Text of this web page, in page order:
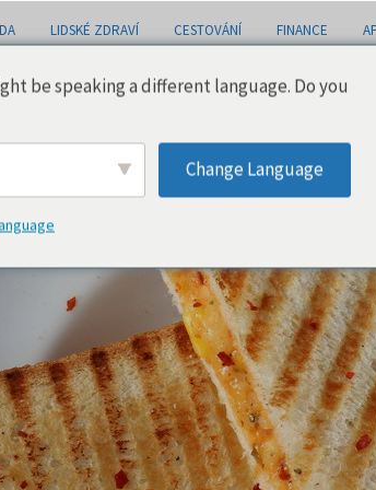
LIDSKÉ ZDRAVÍ CESTOVÁNÍ FINANCE
be speaking a different language. Do you
Change Language